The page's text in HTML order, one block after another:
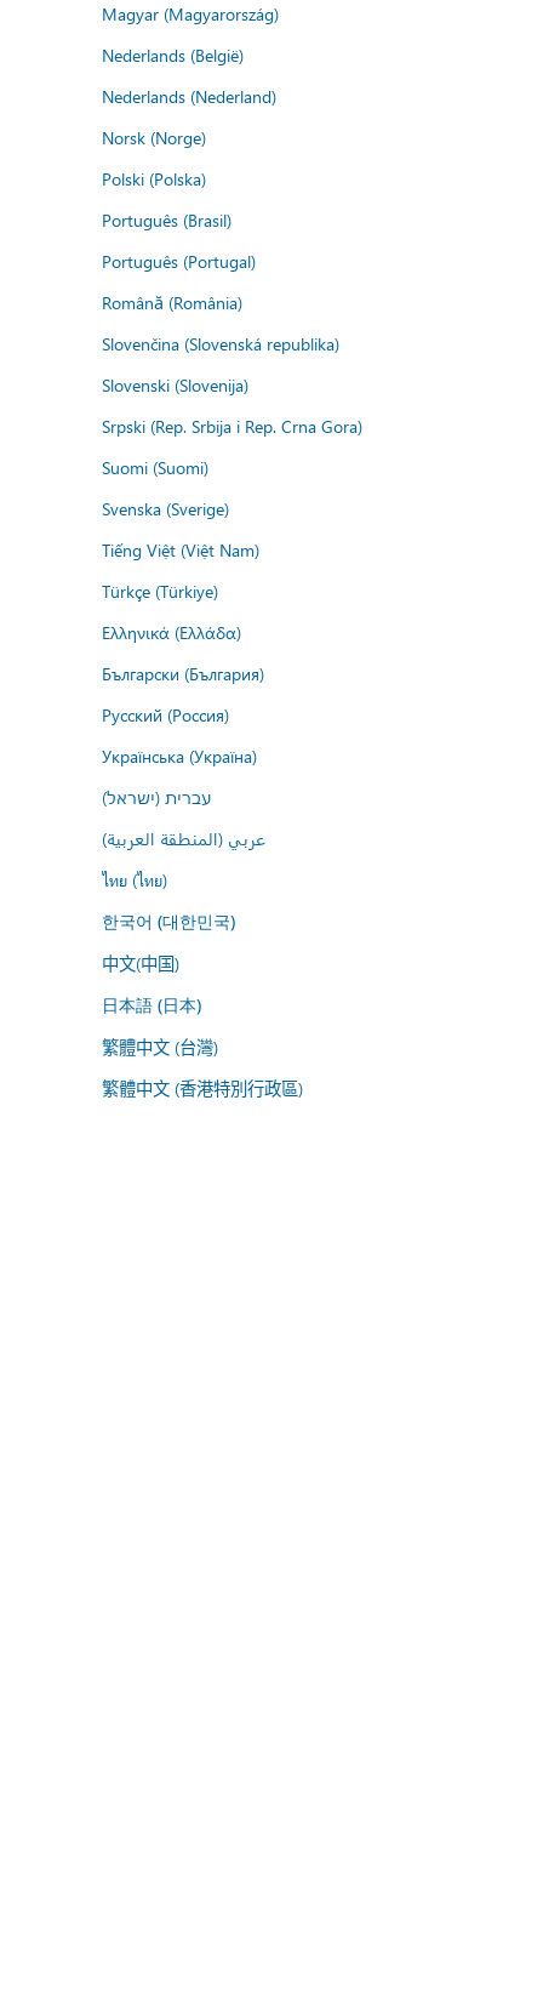
Magyar (Magyarország)
Nederlands (België)
Nederlands (Nederland)
Norsk (Norge)
Polski (Polska)
Português (Brasil)
Português (Portugal)
Română (România)
Slovenčina (Slovenská republika)
Slovenski (Slovenija)
Srpski (Rep. Srbija i Rep. Crna Gora)
Suomi (Suomi)
Svenska (Sverige)
Tiếng Việt (Việt Nam)
Türkçe (Türkiye)
Ελληνικά (Ελλάδα)
Български (България)
Русский (Россия)
Українська (Україна)
עברית (ישראל)
عربي (المنطقة العربية)
ไทย (ไทย)
한국어 (대한민국)
中文(中国)
日本語 (日本)
繁體中文 (台灣)
繁體中文 (香港特別行政區)